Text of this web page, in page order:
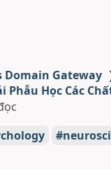
Domain Gateway
Phẫu Học Các